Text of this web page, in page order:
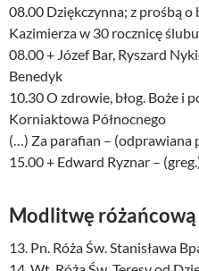
08.00 Dziękczynna; z prośbą o
Kazimierza w 30 rocznicę ślubu
08.00 + Józef Bar, Ryszard
Benedyk
10.30 O zdrowie, błog. Boże i
Korniaktowa Północnego
(…) Za parafian – (odprawiana
15.00 + Edward Ryznar –
Modlitwę
13. Pn. Róża Św. Stanisława